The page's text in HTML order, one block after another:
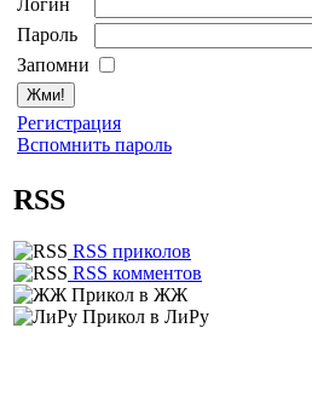
Логин
Пароль
Запомни
Регистрация
Вспомнить пароль
RSS
RSS приколов
RSS комментов
Прикол в ЖЖ
Прикол в ЛиРу